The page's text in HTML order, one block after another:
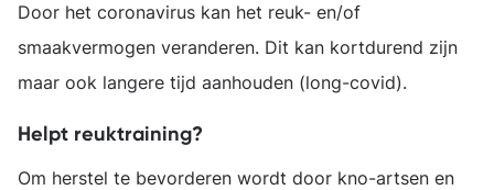
Door het coronavirus kan het reuk- en/of
smaakvermogen veranderen. Dit kan kortdurend zijn
maar ook langere tijd aanhouden (long-covid).
Helpt reuktraining?
Om herstel te bevorderen wordt door kno-artsen en